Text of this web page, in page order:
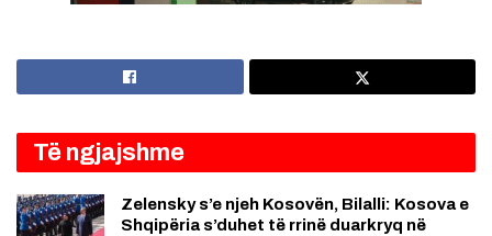
Të ngjajshme
Zelensky s’e njeh Kosovën, Bilalli: Kosova e
Shqipëria s’duhet të rrinë duarkryq në